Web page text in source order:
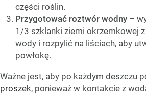
części roślin.
Przygotować roztwór wodny –
1/3 szklanki ziemi okrzemkowej
wody i rozpylić na liściach, aby
powłokę.
Ważne jest, aby po każdym deszczu
proszek, ponieważ w kontakcie z